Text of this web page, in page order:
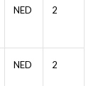
NED 2
NED 2